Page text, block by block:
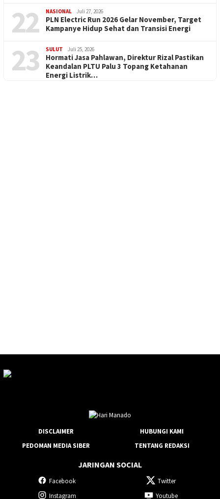
22 NASIONAL Juli 27, 2026
PLN Electric Run 2026 Gelar November, Target
Kampanye Hidup Sehat dan Transisi Energi
23 SULUT Juli 25, 2026
Hormati Jasa Pahlawan, Direktur Rizal Pastikan
Keandalan PLTU Palu 3 Topang Ketahanan
Energi Listrik…
DISCLAIMER
HUBUNGI KAMI
PEDOMAN MEDIA SIBER
TENTANG REDAKSI
JARINGAN SOCIAL
Facebook
Twitter
Instagram
Youtube